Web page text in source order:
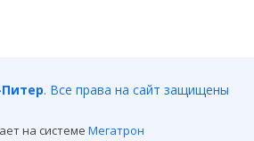
. Все права на сайт защищены
на системе Мегатрон